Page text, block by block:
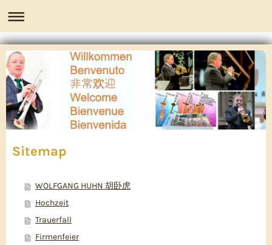
Sitemap
WOLFGANG HUHN 胡卧虎
Hochzeit
Trauerfall
Firmenfeier